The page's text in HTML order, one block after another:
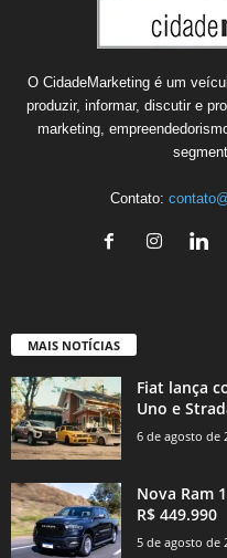
O CidadeMarketing é um
produzir, informar, discutir e
marketing,
Contato:
MAIS NOTÍCIAS
Fiat lança
Uno e
6 de agosto de
Nova Ram
R$ 449.990
5 de agosto de